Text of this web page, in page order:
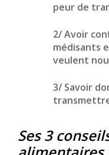
peur de
2/ Avoir
médisants
veulent
3/ Savoir
Ses 3